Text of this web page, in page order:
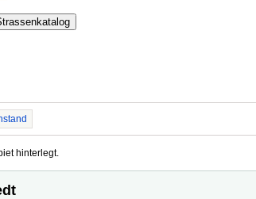
hinterlegt.